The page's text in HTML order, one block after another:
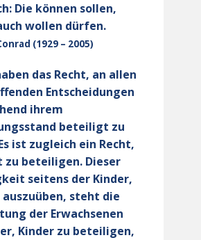
Die können sollen,
wollen dürfen.
(1929 – 2005)
das Recht, an allen
Entscheidungen
ihrem
beteiligt zu
ist zugleich ein Recht,
zu beteiligen. Dieser
seitens der Kinder,
auszuüben, steht die
der Erwachsenen
Kinder zu beteiligen,